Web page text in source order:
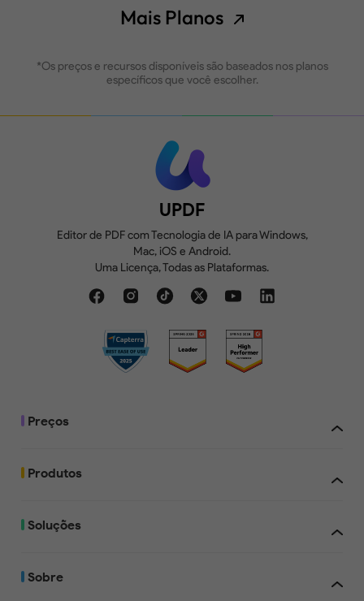
Mais Planos
*Os preços e recursos disponíveis são baseados nos planos
específicos que você escolher.
UPDF
Editor de PDF com Tecnologia de IA para Windows,
Mac, iOS e Android.
Uma Licença, Todas as Plataformas.
Preços
Produtos
Soluções
Sobre